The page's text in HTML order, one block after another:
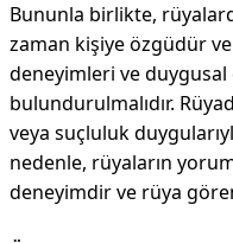
Bununla birlikte,
zaman kişiye özgüdür
deneyimleri ve
bulundurulmalıdır.
veya suçluluk
nedenle, rüyaların
deneyimdir ve rüya